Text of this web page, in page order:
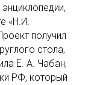
«Н.И.
получил
стола,
Е. А. Чабан,
РФ, который